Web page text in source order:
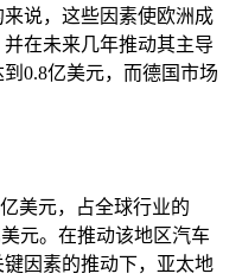
说，这些因素使欧洲成
在未来几年推动其主导
0.8亿美元，而德国市场
美元，占全球行业的
元。在推动该地区汽车
因素的推动下，亚太地